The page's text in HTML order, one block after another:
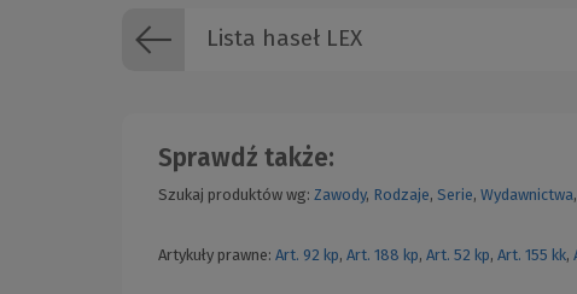
Lista haseł LEX
Sprawdź także:
Szukaj produktów wg: Zawody, Rodzaje, Serie, Wydawnictwa,
Artykuły prawne: Art. 92 kp, Art. 188 kp, Art. 52 kp, Art. 155 kk,